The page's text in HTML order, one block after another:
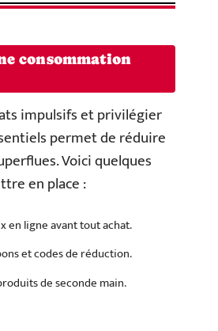
consommation
impulsifs et privilégier
permet de réduire
Voici quelques
en place :
en ligne avant tout achat.
et codes de réduction.
de seconde main.